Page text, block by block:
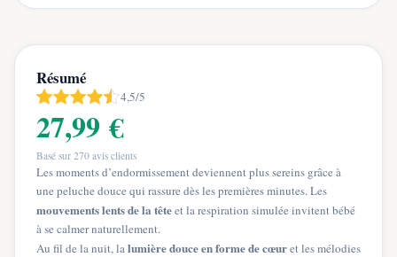
Résumé
4,5/5
27,99 €
Basé sur 270 avis clients
Les moments d’endormissement deviennent plus sereins grâce à
une peluche douce qui rassure dès les premières minutes. Les
mouvements lents de la têteet la respiration simulée invitent bébé
à se calmer naturellement.
Au fil de la nuit, lalumière douce en forme de cœuret les mélodies